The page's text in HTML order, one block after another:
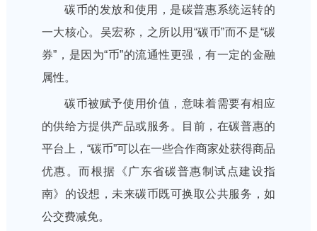
碳币的发放和使用，是碳普惠系统运转的
一大核心。吴宏称，之所以用“碳币”而不是“碳
券”，是因为“币”的流通性更强，有一定的金融
属性。
碳币被赋予使用价值，意味着需要有相应
的供给方提供产品或服务。目前，在碳普惠的
平台上，“碳币”可以在一些合作商家处获得商品
优惠。而根据《广东省碳普惠制试点建设指
南》的设想，未来碳币既可换取公共服务，如
公交费减免。